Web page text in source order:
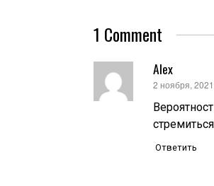
1 Comment
Alex
:2 ноября,
Ответить